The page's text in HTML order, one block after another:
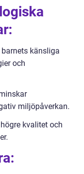
känsliga
och
miljöpåverkan.
kvalitet och